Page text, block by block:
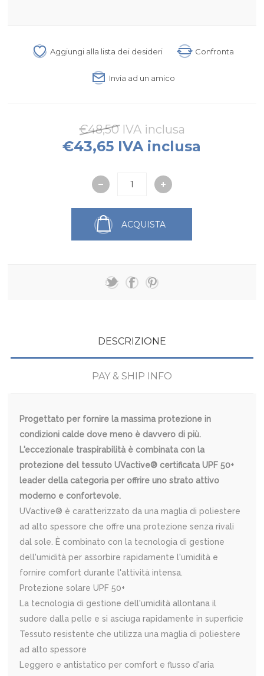
Aggiungi alla lista dei desideri Confronta
Invia ad un amico
€48,50 IVA inclusa
€43,65 IVA inclusa
ACQUISTA
DESCRIZIONE
PAY & SHIP INFO
Progettato per fornire la massima protezione in
condizioni calde dove meno è davvero di più.
L'eccezionale traspirabilità è combinata con la
protezione del tessuto UVactive® certificata UPF 50+
leader della categoria per offrire uno strato attivo
moderno e confortevole.
UVactive® è caratterizzato da una maglia di poliestere
ad alto spessore che offre una protezione senza rivali
dal sole. È combinato con la tecnologia di gestione
dell'umidità per assorbire rapidamente l'umidità e
fornire comfort durante l'attività intensa.
Protezione solare UPF 50+
La tecnologia di gestione dell'umidità allontana il
sudore dalla pelle e si asciuga rapidamente in superficie
Tessuto resistente che utilizza una maglia di poliestere
ad alto spessore
Leggero e antistatico per comfort e flusso d'aria